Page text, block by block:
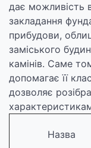
дає можливість
закладання
прибудови,
заміського
камінів. Саме
допомагає її
дозволяє
Назва